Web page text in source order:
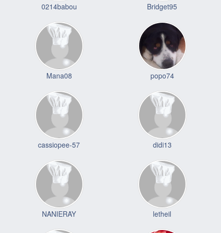
0214babou Bridget95
Mana08 popo74
cassiopee-57 didi13
NANIERAY letheil